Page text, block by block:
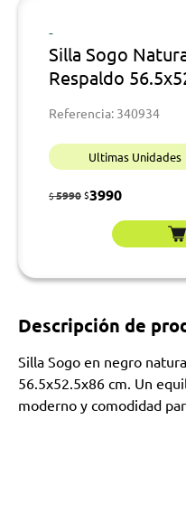
-
Silla Sogo
Respaldo
Referencia: 340934
Ultimas Unidades
$5990 $3990
Descripción de
Silla Sogo en negro
56.5x52.5x86 cm. Un
moderno y comodidad